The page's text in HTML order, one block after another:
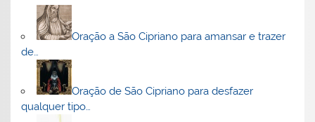
Oração a São Cipriano para amansar e trazer
de…
Oração de São Cipriano para desfazer
qualquer tipo…